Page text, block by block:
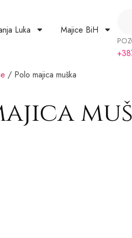
Luka
Majice BiH
/ Polo majica muška